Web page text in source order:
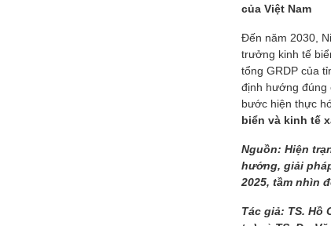
của Việt Nam
Đến năm 2030,
trưởng kinh tế
tổng GRDP của
định hướng đúng
bước hiện thực
biển và kinh tế
Nguồn: Hiện
hướng, giải
2025, tầm nhìn
Tác giả: TS. Hồ
thuật cống tròn...
Hồ sơ mẫu bản
vẽ thiết kế hệ
thống cấp điện